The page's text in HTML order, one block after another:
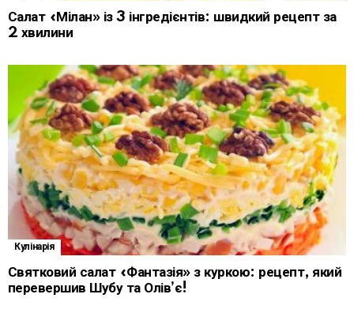
Салат «Мілан» із 3 інгредієнтів: швидкий рецепт за
2 хвилини
Кулінарія
Святковий салат «Фантазія» з куркою: рецепт, який
перевершив Шубу та Олів’є!